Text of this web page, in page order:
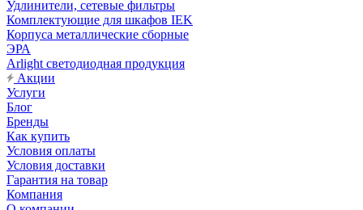
Удлинители, сетевые фильтры
Комплектующие для шкафов IEK
Корпуса металлические сборные
ЭРА
Arlight светодиодная продукция
Акции
Услуги
Блог
Бренды
Как купить
Условия оплаты
Условия доставки
Гарантия на товар
Компания